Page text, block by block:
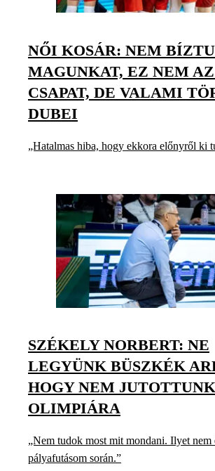
NŐI KOSÁR: NEM
MAGUNKAT, EZ NEM
CSAPAT, DE VALAMI
DUBEI
„Hatalmas hiba, hogy ekkora előnyről ki
SZÉKELY NORBERT: NE
LEGYÜNK BÜSZKÉK
HOGY NEM
OLIMPIÁRA
„Nem tudok most mit mondani. Ilyet nem
pályafutásom során.”